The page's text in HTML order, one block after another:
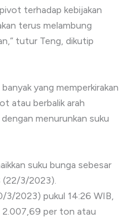
terhadap kebijakan
terus melambung
tutur Teng, dikutip
yang memperkirakan
atau berbalik arah
menurunkan suku
suku bunga sebesar
(22/3/2023).
3/2023) pukul 14:26 WIB,
2.007,69 per ton atau